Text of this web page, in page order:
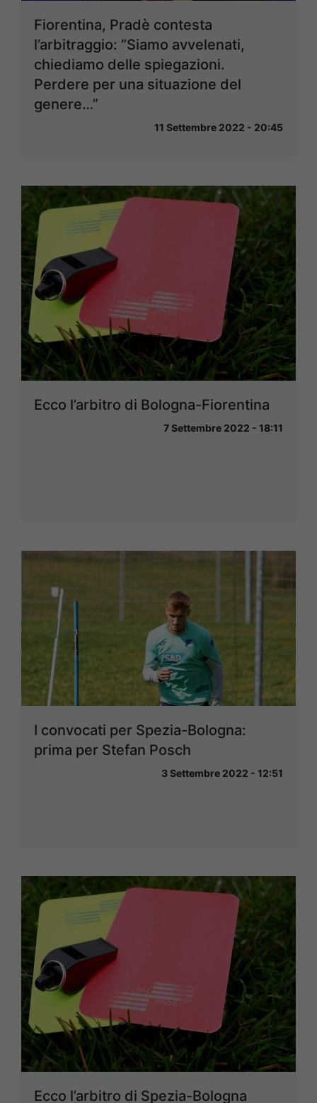
Fiorentina, Pradè contesta
l’arbitraggio: “Siamo avvelenati,
chiediamo delle spiegazioni.
Perdere per una situazione del
genere…”
11 Settembre 2022 - 20:45
Ecco l’arbitro di Bologna-Fiorentina
7 Settembre 2022 - 18:11
I convocati per Spezia-Bologna:
prima per Stefan Posch
3 Settembre 2022 - 12:51
Ecco l’arbitro di Spezia-Bologna